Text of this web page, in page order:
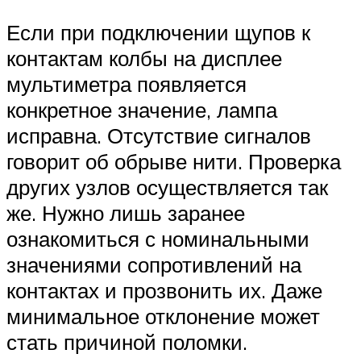
Если при подключении щупов к
контактам колбы на дисплее
мультиметра появляется
конкретное значение, лампа
исправна. Отсутствие сигналов
говорит об обрыве нити. Проверка
других узлов осуществляется так
же. Нужно лишь заранее
ознакомиться с номинальными
значениями сопротивлений на
контактах и прозвонить их. Даже
минимальное отклонение может
стать причиной поломки.